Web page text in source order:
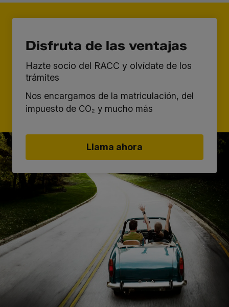
Disfruta de las ventajas
Hazte socio del RACC y olvídate de los
trámites
Nos encargamos de la matriculación, del
impuesto de CO₂ y mucho más
Llama ahora